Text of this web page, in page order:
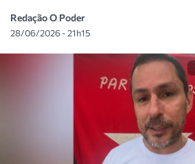
Redação O Poder
28/06/2026 - 21h15